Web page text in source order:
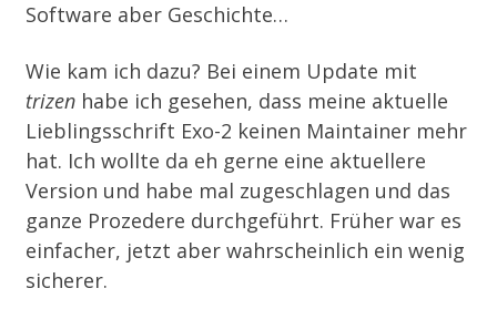
Software aber Geschichte…
Wie kam ich dazu? Bei einem Update mit
trizen habe ich gesehen, dass meine aktuelle
Lieblingsschrift Exo-2 keinen Maintainer mehr
hat. Ich wollte da eh gerne eine aktuellere
Version und habe mal zugeschlagen und das
ganze Prozedere durchgeführt. Früher war es
einfacher, jetzt aber wahrscheinlich ein wenig
sicherer.